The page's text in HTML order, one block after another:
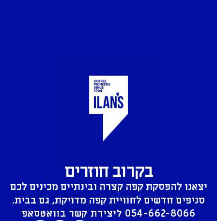
בקרוב חוזרים
יצאנו להפסקת קפה קצרה ובינתיים מכינים לכם
סניפים חדשים לחוויית קפה מדויקת, גם בבית.
054-662-8066